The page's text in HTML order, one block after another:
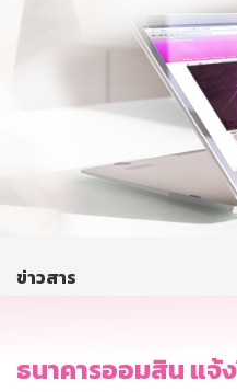
การพัฒนาที่ยั่งยืน
บริการทางการเงิน
ติดต่อเรา
บริการออนไลน์
ข่าวสาร
ธนาคารออมสิน แจ้